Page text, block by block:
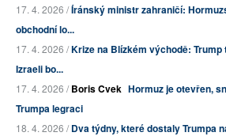
17. 4. 2026 /Íránský ministr zahraničí:
obchodní lo...
17. 4. 2026 /Krize na Blízkém východě: Trump
Izraeli bo...
17. 4. 2026 /Boris Cvek Hormuz je otevřen,
Trumpa legraci
18. 4. 2026 /Dva týdny, které dostaly Trumpa